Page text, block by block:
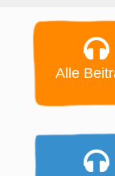
Alle